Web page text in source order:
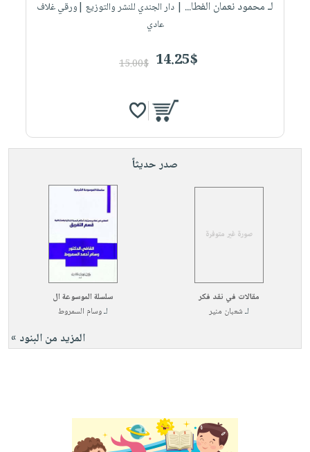
لـ محمود نعمان الفطا... | دار الجندي للنشر والتوزيع |ورقي غلاف
عادي
14.25$
15.00$
صدر حديثاً
مقالات في نقد فكر
لـشعبان منير
سلسلة الموسوعة ال
لـوسام السمروط
المزيد من البنود »